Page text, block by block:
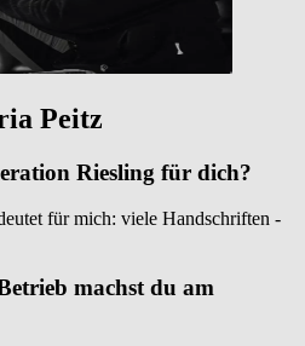
Peitz
Riesling für dich?
für mich: viele Handschriften -
machst du am